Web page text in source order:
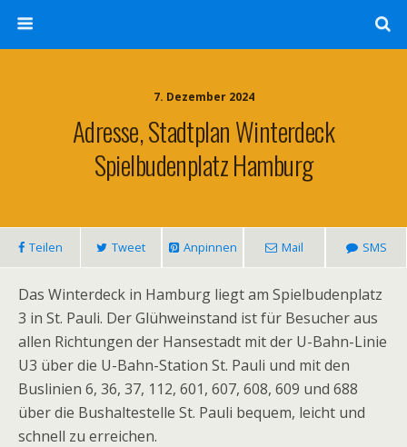
7. Dezember 2024
Adresse, Stadtplan Winterdeck
Spielbudenplatz Hamburg
Teilen Tweet Anpinnen Mail SMS
Das Winterdeck in Hamburg liegt am Spielbudenplatz
3 in St. Pauli. Der Glühweinstand ist für Besucher aus
allen Richtungen der Hansestadt mit der U-Bahn-Linie
U3 über die U-Bahn-Station St. Pauli und mit den
Buslinien 6, 36, 37, 112, 601, 607, 608, 609 und 688
über die Bushaltestelle St. Pauli bequem, leicht und
schnell zu erreichen.